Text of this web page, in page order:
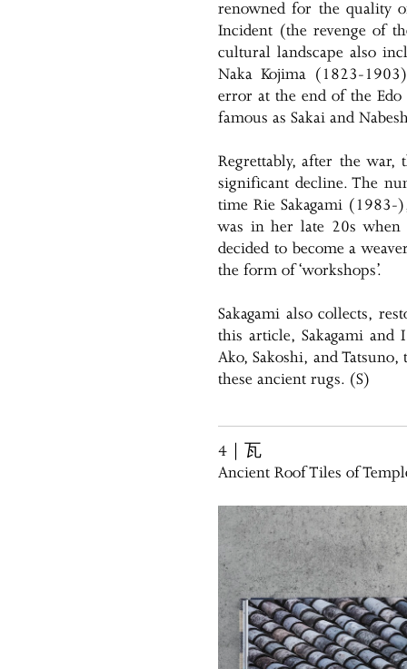
renowned for the quality
Incident (the revenge of
cultural landscape also
Naka Kojima (1823-
error at the end of the
famous as Sakai and
Regrettably, after the war,
significant decline. The
time Rie Sakagami
was in her late 20s when
decided to become a
the form of ‘workshops’.
Sakagami also collects,
this article, Sakagami
Ako, Sakoshi, and
these ancient rugs. (S)
4｜瓦
Ancient Roof Tiles of